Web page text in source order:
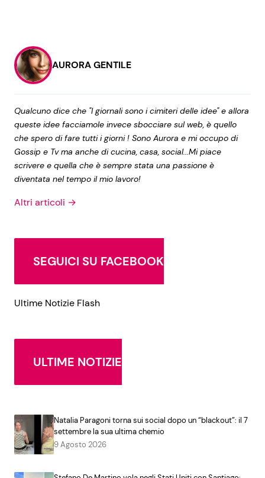
AURORA GENTILE
Qualcuno dice che "I giornali sono i cimiteri delle idee" e allora
queste idee facciamole invece sbocciare sul web, è quello
che spero di fare tutti i giorni ! Sono Aurora e mi occupo di
Gossip e Tv ma anche di cucina, casa, social...Mi piace
scrivere e quella che è sempre stata una passione è
diventata nel tempo il mio lavoro!
Altri articoli →
SEGUICI SU FACEBOOK
Ultime Notizie Flash
ULTIME NOTIZIE
Natalia Paragoni torna sui social dopo un “blackout”: il 7
settembre la sua ultima chemio
9 Agosto 2026